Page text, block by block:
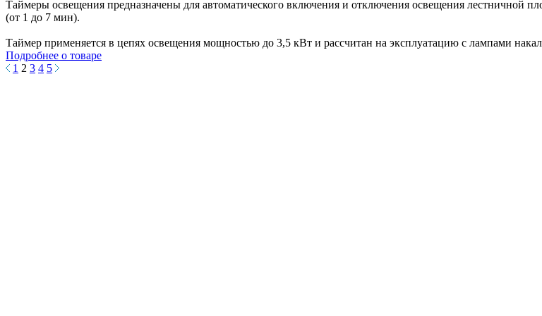
Таймеры освещения предназначены для автоматического включения и отключения освещения лестничной
(от 1 до 7 мин).
Таймер применяется в цепях освещения мощностью до 3,5 кВт и рассчитан на эксплуатацию с лампами
Подробнее о товаре
1 2 3 4 5